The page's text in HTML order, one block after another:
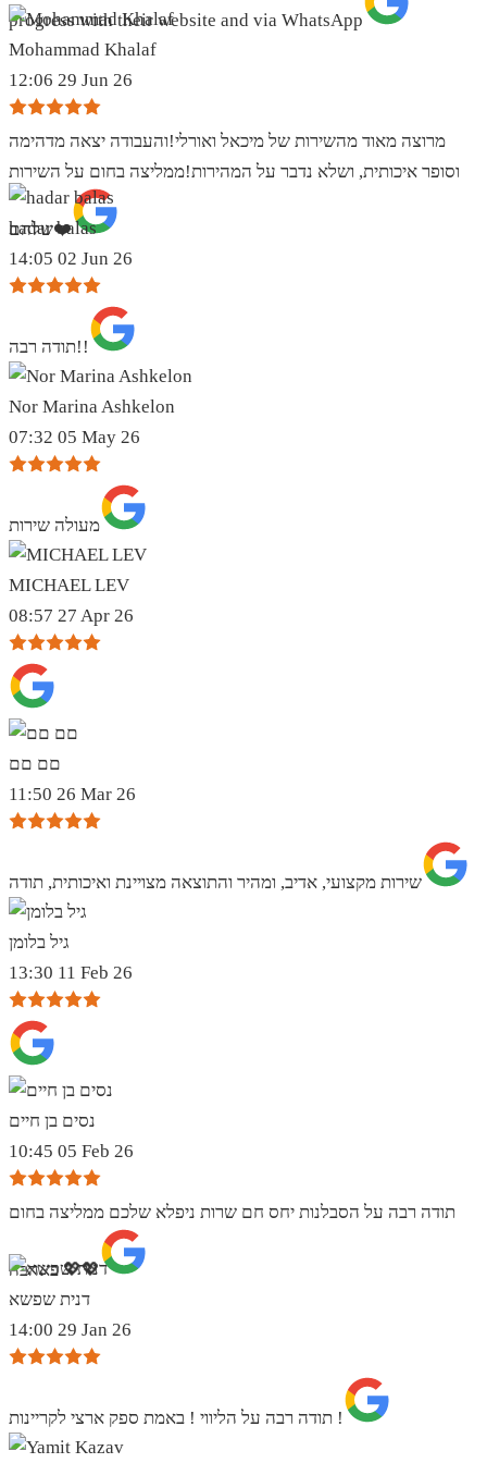
progress with their website and via WhatsApp
Mohammad Khalaf
12:06 29 Jun 26
מרוצה מאוד מהשירות של מיכאל ואורלי!והעבודה יצאה מדהימה
וסופר איכותית, ושלא נדבר על המהירות!ממליצה בחום על השירות
שלהם❤️
hadar balas
14:05 02 Jun 26
תודה רבה!!
Nor Marina Ashkelon
07:32 05 May 26
מעולה שירות
MICHAEL LEV
08:57 27 Apr 26
םם םם
11:50 26 Mar 26
שירות מקצועי, אדיב, ומהיר והתוצאה מצויינת ואיכותית, תודה
גיל בלומן
13:30 11 Feb 26
נסים בן חיים
10:45 05 Feb 26
תודה רבה על הסבלנות יחס חם שרות ניפלא שלכם ממליצה בחום
באהבה 💖💖
דנית שפשא
14:00 29 Jan 26
תודה רבה על הליווי ! באמת ספק ארצי לקריינות !